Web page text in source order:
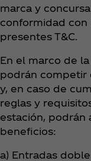
marca y
conformidad con
presentes T&C.
En el marco de
podrán competir
y, en caso de
reglas y
estación, podrán
beneficios:
a) Entradas